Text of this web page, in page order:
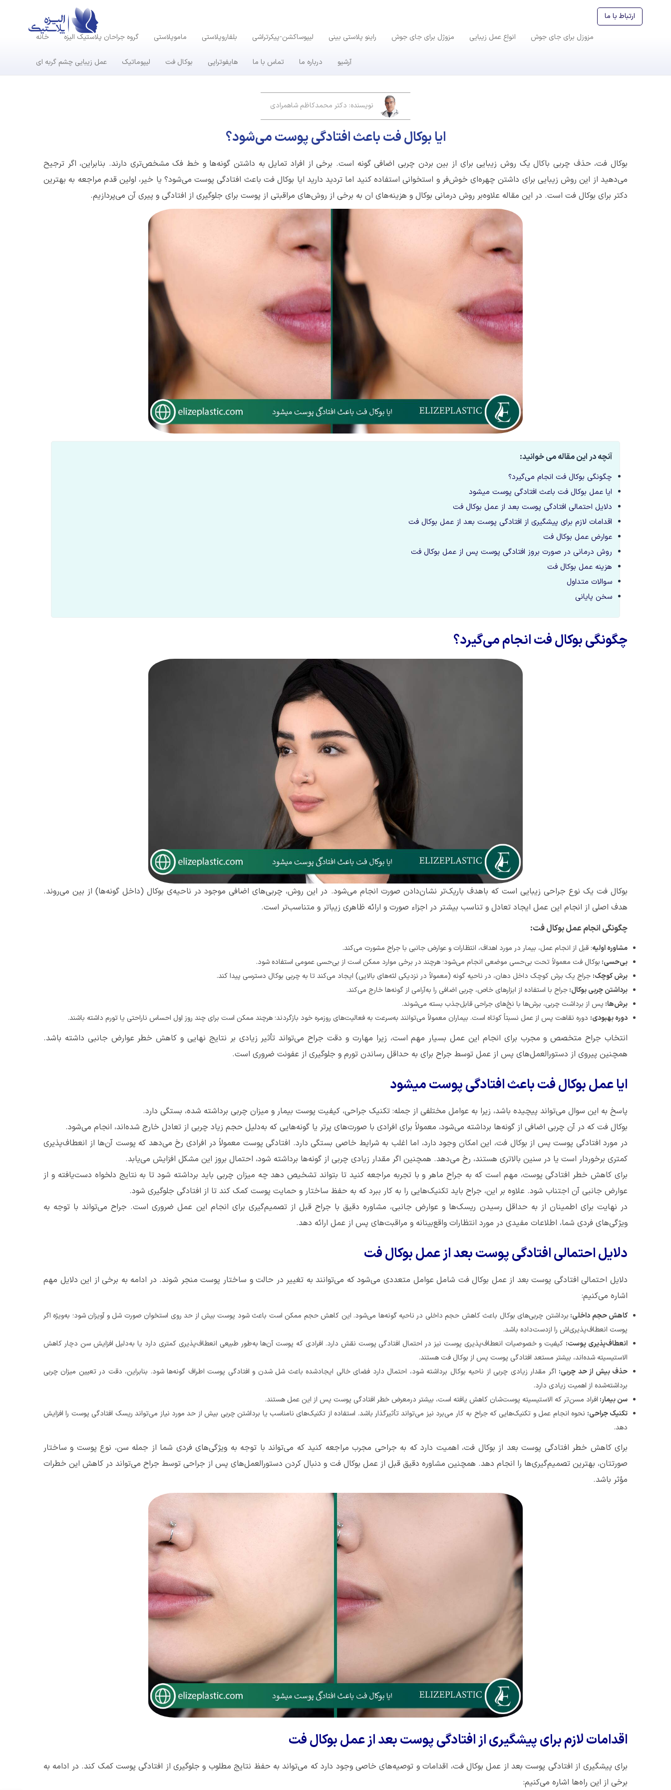
ارتباط با ما
خانه گروه جراحان پلاستیک الیزه ماموپلاستی بلفاروپلاستی لیپوساکشن-پیکرتراشی راینو پلاستی بینی مزوژل برای جای جوش انواع عمل زیبایی مزوزل برای جای جوش
عمل زیبایی چشم گربه ای لیپوماتیک بوکال فت هایفوتراپی تماس با ما درباره ما آرشیو
نویسنده: دکتر محمدکاظم شاهمرادی
ایا بوکال فت باعث افتادگی پوست می‌شود؟
بوکال فت، حذف چربی باکال یک روش زیبایی برای از بین بردن چربی اضافی گونه است. برخی از افراد تمایل به داشتن گونه‌ها و خط فک مشخص‌تری دارند. بنابراین، اگر ترجیح
می‌دهید از این روش زیبایی برای داشتن چهره‌ای خوش‌فر و استخوانی استفاده کنید اما تردید دارید ایا بوکال فت باعث افتادگی پوست می‌شود؟ یا خیر، اولین قدم مراجعه به بهترین
دکتر برای بوکال فت است. در این مقاله علاوه‌بر روش درمانی بوکال و هزینه‌های ان به برخی از روش‌های مراقبتی از پوست برای جلوگیری از افتادگی و پیری آن می‌پردازیم.
آنچه در این مقاله می خوانید:
چگونگی بوکال فت انجام می‌گیرد؟
ایا عمل بوکال فت باعث افتادگی پوست میشود
دلایل احتمالی افتادگی پوست بعد از عمل بوکال فت
اقدامات لازم برای پیشگیری از افتادگی پوست بعد از عمل بوکال فت
عوارض عمل بوکال فت
روش درمانی در صورت بروز افتادگی پوست پس از عمل بوکال فت
هزینه عمل بوکال فت
سوالات متداول
سخن پایانی
چگونگی بوکال فت انجام می‌گیرد؟
بوکال فت یک نوع جراحی زیبایی است که باهدف باریک‌تر نشان‌دادن صورت انجام می‌شود. در این روش، چربی‌های اضافی موجود در ناحیه‌ی بوکال (داخل گونه‌ها) از بین می‌روند.
هدف اصلی از انجام این عمل ایجاد تعادل و تناسب بیشتر در اجزاء صورت و ارائه ظاهری زیبا‌تر و متناسب‌تر است.
چگونگی انجام عمل بوکال فت:
مشاوره اولیه: قبل از انجام عمل، بیمار در مورد اهداف، انتظارات و عوارض جانبی با جراح مشورت می‌کند.
بی‌حسی: بوکال فت معمولاً تحت بی‌حسی موضعی انجام می‌شود؛ هرچند در برخی موارد ممکن است از بی‌حسی عمومی استفاده شود.
برش کوچک: جراح یک برش کوچک داخل دهان، در ناحیه گونه (معمولاً در نزدیکی لثه‌های بالایی) ایجاد می‌کند تا به چربی بوکال دسترسی پیدا کند.
برداشتن چربی بوکال:جراح با استفاده از ابزارهای خاص، چربی اضافی را به‌آرامی از گونه‌ها خارج می‌کند.
برش‌ها: پس از برداشت چربی، برش‌ها با نخ‌های جراحی قابل‌جذب بسته می‌شوند.
دوره بهبودی: دوره نقاهت پس از عمل نسبتاً کوتاه است. بیماران معمولاً می‌توانند به‌سرعت به فعالیت‌های روزمره خود بازگردند؛ هرچند ممکن است برای چند روز اول احساس ناراحتی یا تورم داشته باشند.
انتخاب جراح متخصص و مجرب برای انجام این عمل بسیار مهم است، زیرا مهارت و دقت جراح می‌تواند تأثیر زیادی بر نتایج نهایی و کاهش خطر عوارض جانبی داشته باشد.
همچنین پیروی از دستورالعمل‌های پس از عمل توسط جراح برای به حداقل رساندن تورم و جلوگیری از عفونت ضروری است.
ایا عمل بوکال فت باعث افتادگی پوست میشود
پاسخ به این سوال می‌تواند پیچیده باشد، زیرا به عوامل مختلفی از جمله: تکنیک جراحی، کیفیت پوست بیمار و میزان چربی برداشته شده، بستگی دارد.
بوکال فت که در آن چربی اضافی از گونه‌ها برداشته می‌شود، معمولاً برای افرادی با صورت‌های پرتر یا گونه‌هایی که به‌دلیل حجم زیاد چربی از تعادل خارج شده‌اند، انجام می‌شود.
در مورد افتادگی پوست پس از بوکال فت، این امکان وجود دارد، اما اغلب به شرایط خاصی بستگی دارد. افتادگی پوست معمولاً در افرادی رخ می‌دهد که پوست آن‌ها از انعطاف‌پذیری
کمتری برخوردار است یا در سنین بالاتری هستند، رخ می‌دهد. همچنین اگر مقدار زیادی چربی از گونه‌ها برداشته شود، احتمال بروز این مشکل افزایش می‌یابد.
برای کاهش خطر افتادگی پوست، مهم است که به جراح ماهر و با تجربه‌ مراجعه کنید تا بتواند تشخیص دهد چه میزان چربی باید برداشته شود تا به نتایج دلخواه دست‌یافته و از
عوارض جانبی آن اجتناب شود. علاوه بر این، جراح باید تکنیک‌هایی را به کار ببرد که به حفظ ساختار و حمایت پوست کمک کند تا از افتادگی جلوگیری شود.
در نهایت برای اطمینان از به حداقل رسیدن ریسک‌ها و عوارض جانبی، مشاوره دقیق با جراح قبل از تصمیم‌گیری برای انجام این عمل ضروری است. جراح می‌تواند با توجه به
ویژگی‌های فردی شما، اطلاعات مفیدی در مورد انتظارات واقع‌بینانه و مراقبت‌های پس از عمل ارائه دهد.
دلایل احتمالی افتادگی پوست بعد از عمل بوکال فت
دلایل احتمالی افتادگی پوست بعد از عمل بوکال فت شامل عوامل متعددی می‌شود که می‌توانند به تغییر در حالت و ساختار پوست منجر شوند. در ادامه به برخی از این دلایل مهم
اشاره می‌کنیم:
کاهش حجم داخلی: برداشتن چربی‌های بوکال باعث کاهش حجم داخلی در ناحیه گونه‌ها می‌شود. این کاهش حجم ممکن است باعث شود پوست بیش از حد روی استخوان صورت شل و آویزان شود؛ به‌ویژه اگر
پوست انعطاف‌پذیری‌اش را ازدست‌داده باشد.
انعطاف‌پذیری پوست: کیفیت و خصوصیات انعطاف‌پذیری پوست نیز در احتمال افتادگی پوست نقش دارد. افرادی که پوست آن‌ها به‌طور طبیعی انعطاف‌پذیری کمتری دارد یا به‌دلیل افزایش سن دچار کاهش
الاستیسیته شده‌اند، بیشتر مستعد افتادگی پوست پس از بوکال فت هستند.
حذف بیش از حد چربی: اگر مقدار زیادی چربی از ناحیه بوکال برداشته شود، احتمال دارد فضای خالی ایجادشده باعث شل شدن و افتادگی پوست اطراف گونه‌ها شود. بنابراین، دقت در تعیین میزان چربی
برداشته‌شده از اهمیت زیادی دارد.
سن بیمار: افراد مسن‌تر که الاستیسیته پوست‌شان کاهش یافته است، بیشتر درمعرض خطر افتادگی پوست پس از این عمل هستند.
تکنیک جراحی: نحوه انجام عمل و تکنیک‌هایی که جراح به کار می‌برد نیز می‌تواند تأثیرگذار باشد. استفاده از تکنیک‌های نامناسب یا برداشتن چربی بیش از حد مورد نیاز می‌تواند ریسک افتادگی پوست را افزایش
دهد.
برای کاهش خطر افتادگی پوست بعد از بوکال فت، اهمیت دارد که به جراحی مجرب مراجعه کنید که می‌تواند با توجه به ویژگی‌های فردی شما از جمله سن، نوع پوست و ساختار
صورتتان، بهترین تصمیم‌گیری‌ها را انجام دهد. همچنین مشاوره دقیق قبل از عمل بوکال فت و دنبال کردن دستورالعمل‌های پس از جراحی توسط جراح می‌تواند در کاهش این خطرات
مؤثر باشد.
اقدامات لازم برای پیشگیری از افتادگی پوست بعد از عمل بوکال فت
برای پیشگیری از افتادگی پوست بعد از عمل بوکال فت، اقدامات و توصیه‌های خاصی وجود دارد که می‌تواند به حفظ نتایج مطلوب و جلوگیری از افتادگی پوست کمک کند. در ادامه به
برخی از این راه‌ها اشاره می‌کنیم: